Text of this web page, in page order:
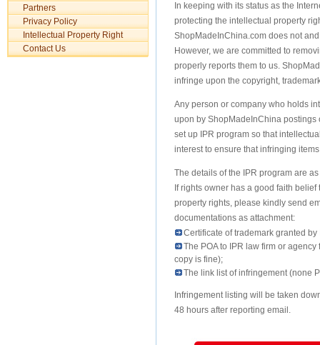
Partners
Privacy Policy
Intellectual Property Right
Contact Us
In keeping with its status as the
protecting the intellectual property
ShopMadeInChina.com does not
However, we are committed to
properly reports them to us.
infringe upon the copyright,
Any person or company who holds
upon by ShopMadeInChina
set up IPR program so that
interest to ensure that infringing
The details of the IPR program are
If rights owner has a good faith
property rights, please kindly send
documentations as attachment:
Certificate of trademark granted
The POA to IPR law firm or
copy is fine);
The link list of infringement (none
Infringement listing will be taken
48 hours after reporting email.